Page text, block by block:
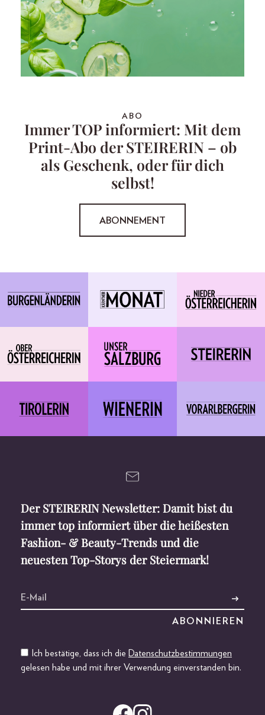
ABO
Immer TOP informiert: Mit dem
Print-Abo der STEIRERIN – ob
als Geschenk, oder für dich
selbst!
ABONNEMENT
Der STEIRERIN Newsletter: Damit bist du
immer top informiert über die heißesten
Fashion- & Beauty-Trends und die
neuesten Top-Storys der Steiermark!
Ich bestätige, dass ich die Datenschutzbestimmungen
gelesen habe und mit ihrer Verwendung einverstanden bin.